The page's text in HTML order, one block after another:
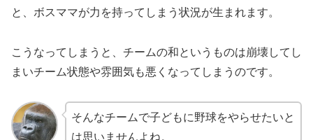
と、ボスママが力を持ってしまう状況が生まれます。
こうなってしまうと、チームの和というものは崩壊してし
まいチーム状態や雰囲気も悪くなってしまうのです。
そんなチームで子どもに野球をやらせたいと
は思いませんよね。